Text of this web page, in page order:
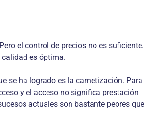
el control de precios no es suficiente.
es óptima.
se ha logrado es la carnetización. Para
y el acceso no significa prestación
actuales son bastante peores que